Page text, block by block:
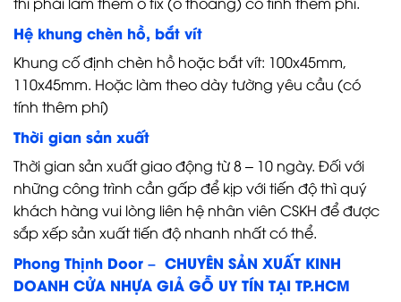
Hệ khung chèn hồ, bắt vít
Khung cố định chèn hồ hoặc bắt vít: 100x45mm,
110x45mm. Hoặc làm theo dày tường yêu cầu (có
tính thêm phí)
Thời gian sản xuất
Thời gian sản xuất giao động từ 8 – 10 ngày. Đối với
những công trình cần gấp để kịp với tiến độ thì quý
khách hàng vui lòng liên hệ nhân viên CSKH để được
sắp xếp sản xuất tiến độ nhanh nhất có thể.
Phong Thịnh Door – CHUYÊN SẢN XUẤT KINH
DOANH CỬA NHỰA GIẢ GỖ UY TÍN TẠI TP.HCM